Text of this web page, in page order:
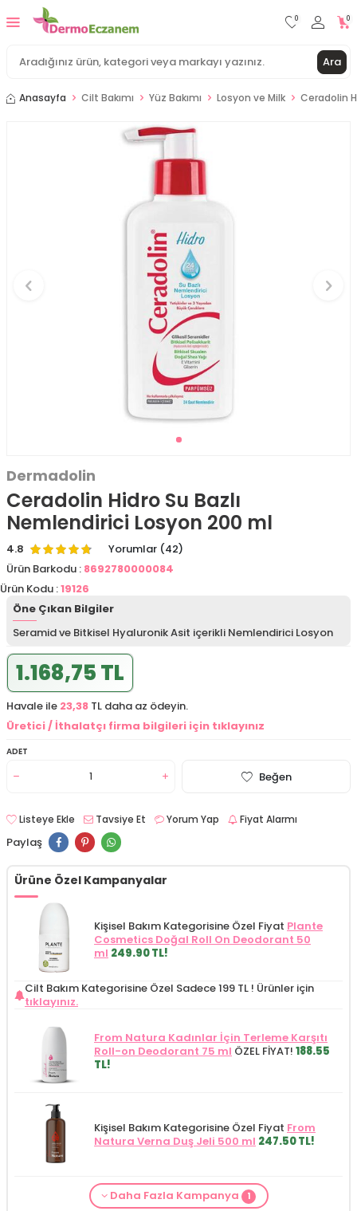
Ara
0 0
Anasayfa Cilt Bakımı Yüz Bakımı Losyon ve Milk Ceradolin
Dermadolin
Ceradolin Hidro Su Bazlı
Nemlendirici Losyon 200 ml
4.8
Yorumlar (42)
Ürün Barkodu : 8692780000084
Ürün Kodu :19126
Öne Çıkan Bilgiler
Seramid ve Bitkisel Hyaluronik Asit içerikli Nemlendirici Losyon
1.168,75 TL
Havale ile 23,38 TL daha az ödeyin.
Üretici / İthalatçı firma bilgileri için tıklayınız
ADET
Beğen
Listeye Ekle Tavsiye Et Yorum Yap Fiyat Alarmı
Paylaş
Ürüne Özel Kampanyalar
Kişisel Bakım Kategorisine Özel Fiyat Plante
Cosmetics Doğal Roll On Deodorant 50
ml 249.90 TL!
Cilt Bakım Kategorisine Özel Sadece 199 TL ! Ürünler için
tıklayınız.
From Natura Kadınlar İçin Terleme Karşıtı
Roll-on Deodorant 75 ml ÖZEL FİYAT! 188.55
TL!
Kişisel Bakım Kategorisine Özel Fiyat From
Natura Verna Duş Jeli 500 ml 247.50 TL!
Daha Fazla Kampanya 1